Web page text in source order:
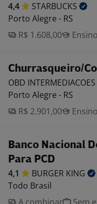
4,4
STARBUCKS
Porto Alegre - RS
R$ 1.608,00
Churrasqueiro/
OBD
Porto Alegre - RS
R$ 2.901,00
Banco Nacional
Para PCD
4,1 BURGER KING
Todo Brasil